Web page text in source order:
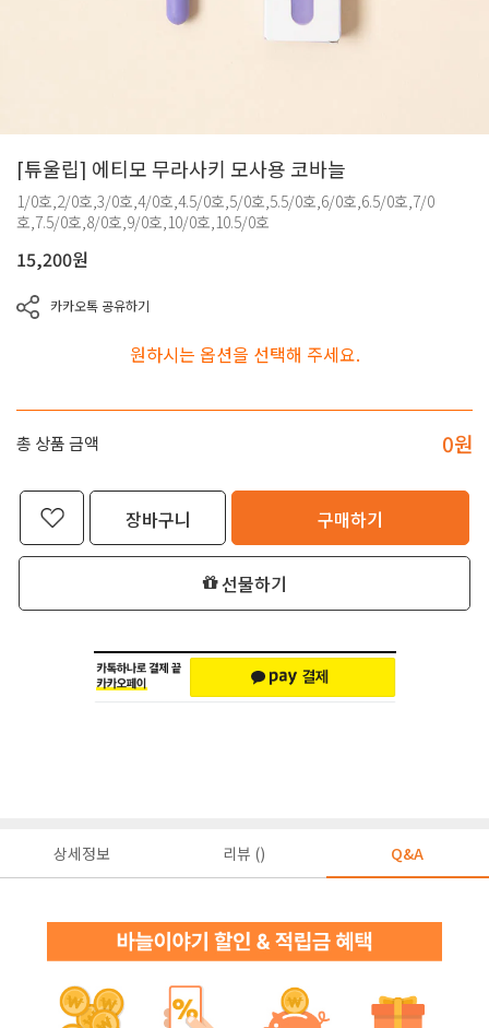
[튜울립] 에티모 무라사키 모사용 코바늘
1/0호,2/0호,3/0호,4/0호,4.5/0호,5/0호,5.5/0호,6/0호,6.5/0호,7/0
호,7.5/0호,8/0호,9/0호,10/0호,10.5/0호
15,200원
카카오톡 공유하기
원하시는 옵션을 선택해 주세요.
총 상품 금액 0원
장바구니 구매하기
선물하기
상세정보 리뷰 () Q&A